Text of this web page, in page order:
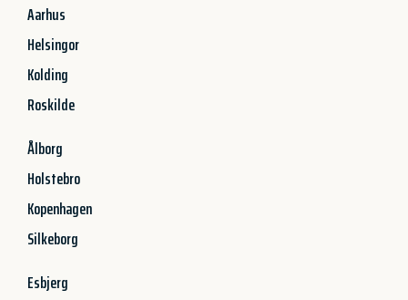
Aarhus
Helsingor
Kolding
Roskilde
Ålborg
Holstebro
Kopenhagen
Silkeborg
Esbjerg